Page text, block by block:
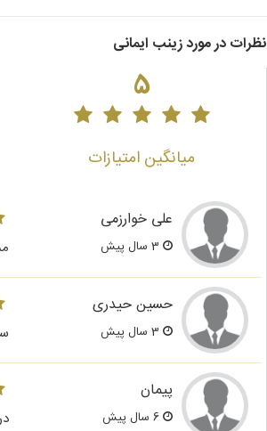
نظرات در مورد زینب ایمانی
5
میانگین امتیازات
علی خوارزمی
حسین حیدری
پیمان